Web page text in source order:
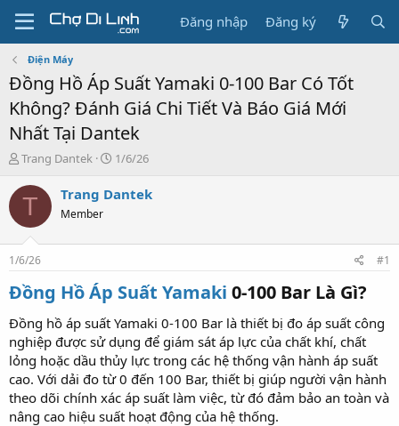
Đăng nhập Đăng ký
Điện Máy
Đồng Hồ Áp Suất Yamaki 0-100 Bar Có Tốt
Không? Đánh Giá Chi Tiết Và Báo Giá Mới
Nhất Tại Dantek
T
r
a
s
t
a
r
t
e
r
Trang Dantek
N
à
1/6/26
T Trang Dantek
Member
1/6/26 #1
Đồng Hồ Áp Suất Yamaki 0-100 Bar Là Gì?​
Đồng hồ áp suất Yamaki 0-100 Bar là thiết bị đo áp suất công
nghiệp được sử dụng để giám sát áp lực của chất khí, chất
lỏng hoặc dầu thủy lực trong các hệ thống vận hành áp suất
cao. Với dải đo từ 0 đến 100 Bar, thiết bị giúp người vận hành
theo dõi chính xác áp suất làm việc, từ đó đảm bảo an toàn và
nâng cao hiệu suất hoạt động của hệ thống.